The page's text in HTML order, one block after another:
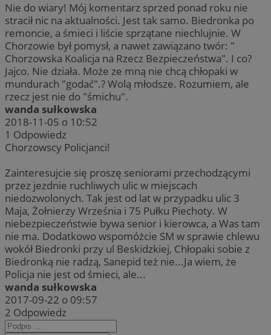
Nie do wiary! Mój komentarz sprzed ponad roku nie
stracił nic na aktualności. Jest tak samo. Biedronka po
remoncie, a śmieci i liście sprzątane niechlujnie. W
Chorzowie był pomysł, a nawet zawiązano twór: "
Chorzowska Koalicja na Rzecz Bezpieczeństwa". I co?
Jajco. Nie działa. Może ze mną nie chcą chłopaki w
mundurach "godać".? Wolą młodsze. Rozumiem, ale
rzecz jest nie do "śmichu".
wanda sułkowska
2018-11-05 o 10:52
1 Odpowiedz
Chorzowscy Policjanci!
Zainteresujcie się proszę seniorami przechodzącymi
przez jezdnie ruchliwych ulic w miejscach
niedozwolonych. Tak jest od lat w przypadku ulic 3
Maja, Żołnierzy Września i 75 Pułku Piechoty. W
niebezpieczeństwie bywa senior i kierowca, a Was tam
nie ma. Dodatkowo wspomóżcie SM w sprawie chlewu
wokół Biedronki przy ul Beskidzkiej, Chłopaki sobie z
Biedronką nie radzą, Sanepid też nie...Ja wiem, że
Policja nie jest od śmieci, ale...
wanda sułkowska
2017-09-22 o 09:57
2 Odpowiedz